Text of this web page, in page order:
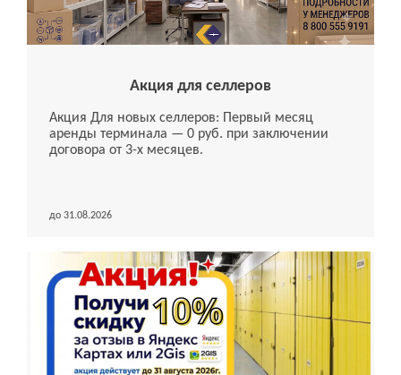
Акция для селлеров
Акция Для новых селлеров: Первый месяц
аренды терминала — 0 руб. при заключении
договора от 3-х месяцев.
до 31.08.2026